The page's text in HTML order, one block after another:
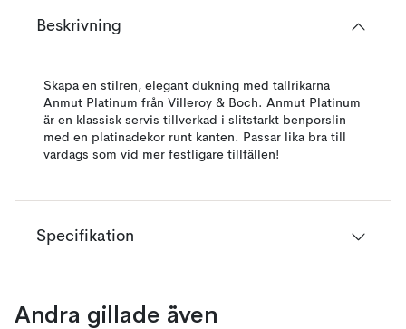
Beskrivning
Skapa en stilren, elegant dukning med tallrikarna
Anmut Platinum från Villeroy & Boch. Anmut Platinum
är en klassisk servis tillverkad i slitstarkt benporslin
med en platinadekor runt kanten. Passar lika bra till
vardags som vid mer festligare tillfällen!
Specifikation
Andra gillade även